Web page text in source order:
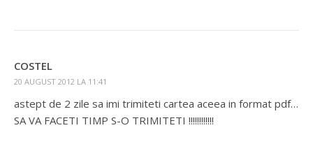
COSTEL
20 AUGUST 2012 LA 11:41
astept de 2 zile sa imi trimiteti cartea aceea in format pdf…
SA VA FACETI TIMP S-O TRIMITETI !!!!!!!!!!!!